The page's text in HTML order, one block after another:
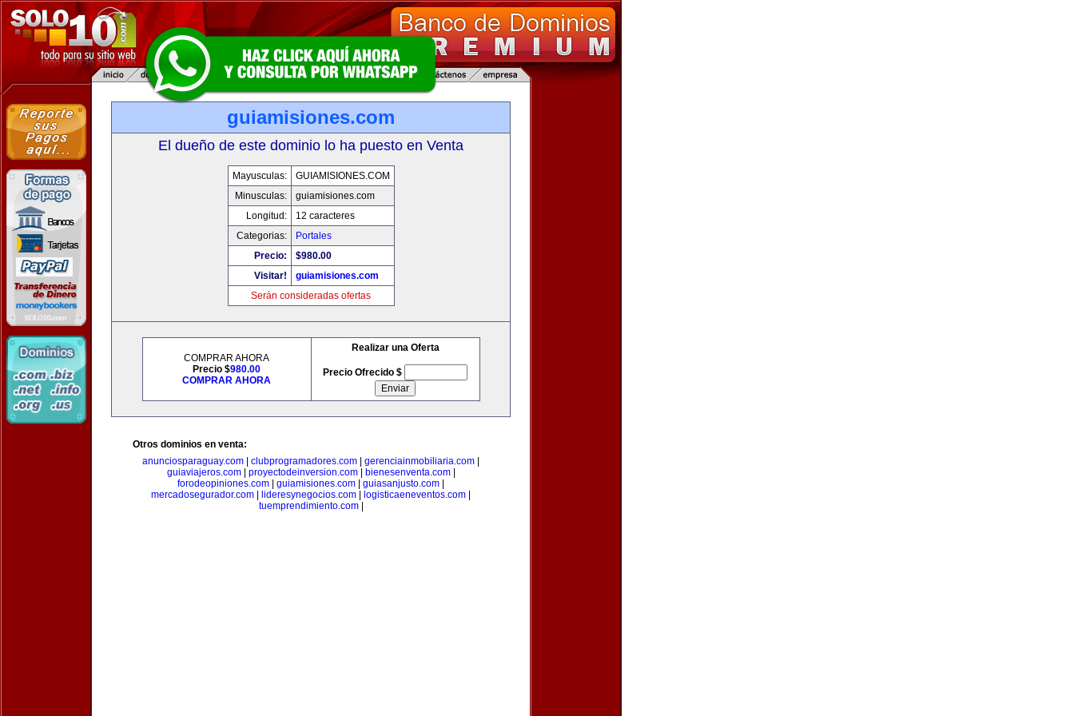
guiamisiones.com
El dueño de este dominio lo ha puesto en Venta
Mayusculas:
GUIAMISIONES.COM
Minusculas:
guiamisiones.com
Longitud:
12 caracteres
Categorias:
Portales
Precio:
$980.00
Visitar!
guiamisiones.com
Serán consideradas ofertas
COMPRAR AHORA
Precio $980.00
COMPRAR AHORA
Realizar una Oferta
Precio Ofrecido $
Otros dominios en venta:
anunciosparaguay.com
clubprogramadores.com gerenciainmobiliaria.com
guiaviajeros.com| proyectodeinversion.com| bienesenventa.com|
forodeopiniones.com
guiamisiones.com guiasanjusto.com
mercadosegurador.com
lideresynegocios.com logisticaeneventos.com
tuemprendimiento.com|